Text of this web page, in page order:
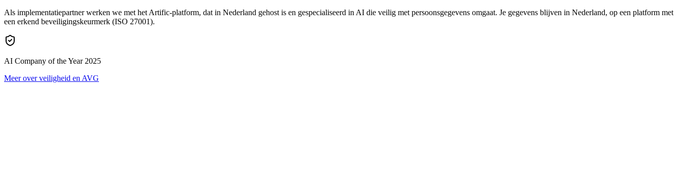
Als implementatiepartner werken we met het Artific-platform, dat in Nederland gehost is en gespecialiseerd in AI die veilig met persoonsgegevens omgaat. Je gegevens blijven in Nederland, op een platform met
een erkend beveiligingskeurmerk (ISO 27001).
AI Company of the Year 2025
Meer over veiligheid en AVG